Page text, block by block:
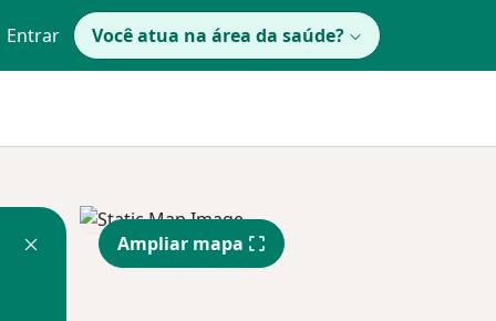
Entrar Você atua na área da saúde?
Ampliar mapa